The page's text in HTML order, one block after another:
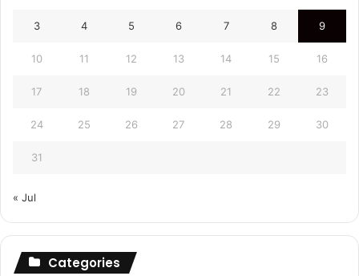
3 4 5 6 7 8 9
10 11 12 13 14 15 16
17 18 19 20 21 22 23
24 25 26 27 28 29 30
31
« Jul
Categories